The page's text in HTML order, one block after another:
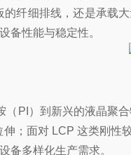
纤细排线，还是承
备性能与稳定性。
PI）到新兴的液晶聚
；面对 LCP 这类刚
备多样化生产需求。